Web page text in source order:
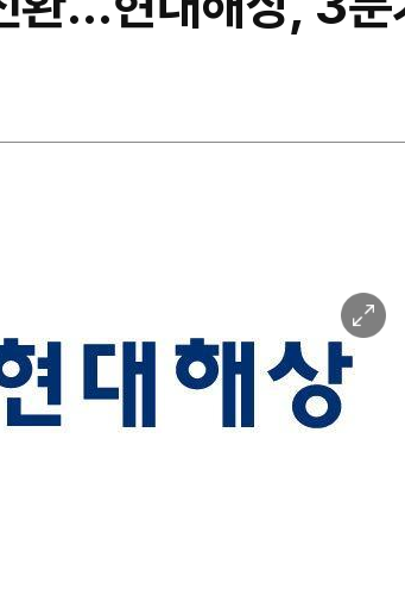
이
미
지
확